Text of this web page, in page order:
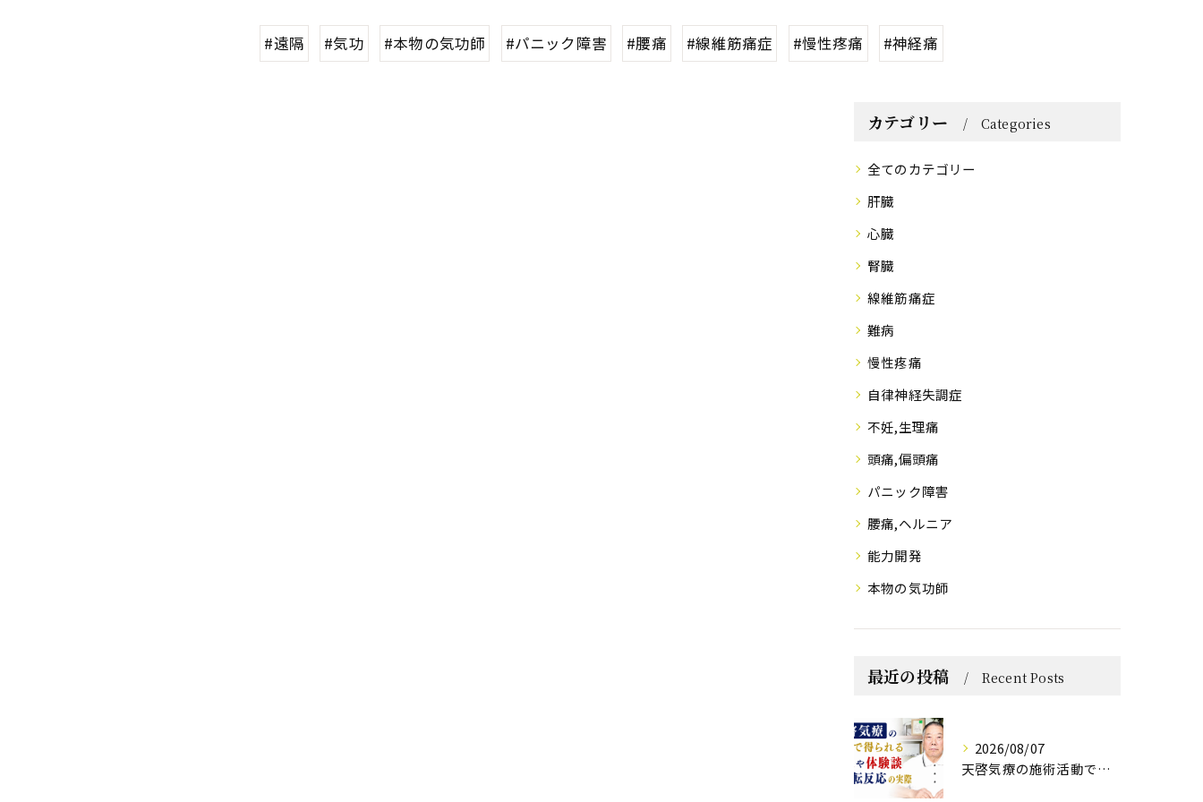
#遠隔 #気功 #本物の気功師 #パニック障害 #腰痛 #線維筋痛症 #慢性疼痛 #神経痛
カテゴリー Categories
全てのカテゴリー
肝臓
心臓
腎臓
線維筋痛症
難病
慢性疼痛
自律神経失調症
不妊,生理痛
頭痛,偏頭痛
パニック障害
腰痛,ヘルニア
能力開発
本物の気功師
最近の投稿 Recent Posts
2026/08/07
天啓気療の施術活動で得られる効果や体験談と好転反応の実際